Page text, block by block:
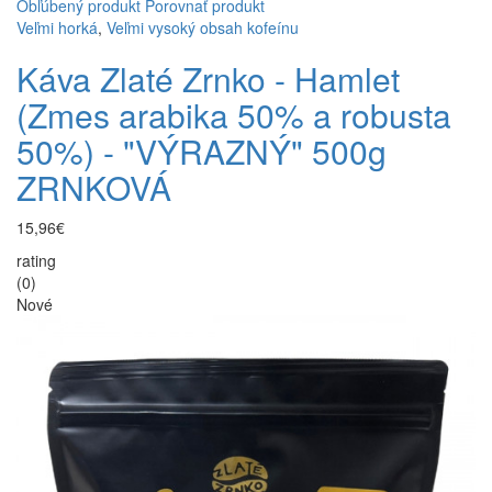
Obľúbený produkt Porovnať produkt
Veľmi horká, Veľmi vysoký obsah kofeínu
Káva Zlaté Zrnko - Hamlet
(Zmes arabika 50% a robusta
50%) - "VÝRAZNÝ" 500g
ZRNKOVÁ
15,96€
rating
(0)
Nové